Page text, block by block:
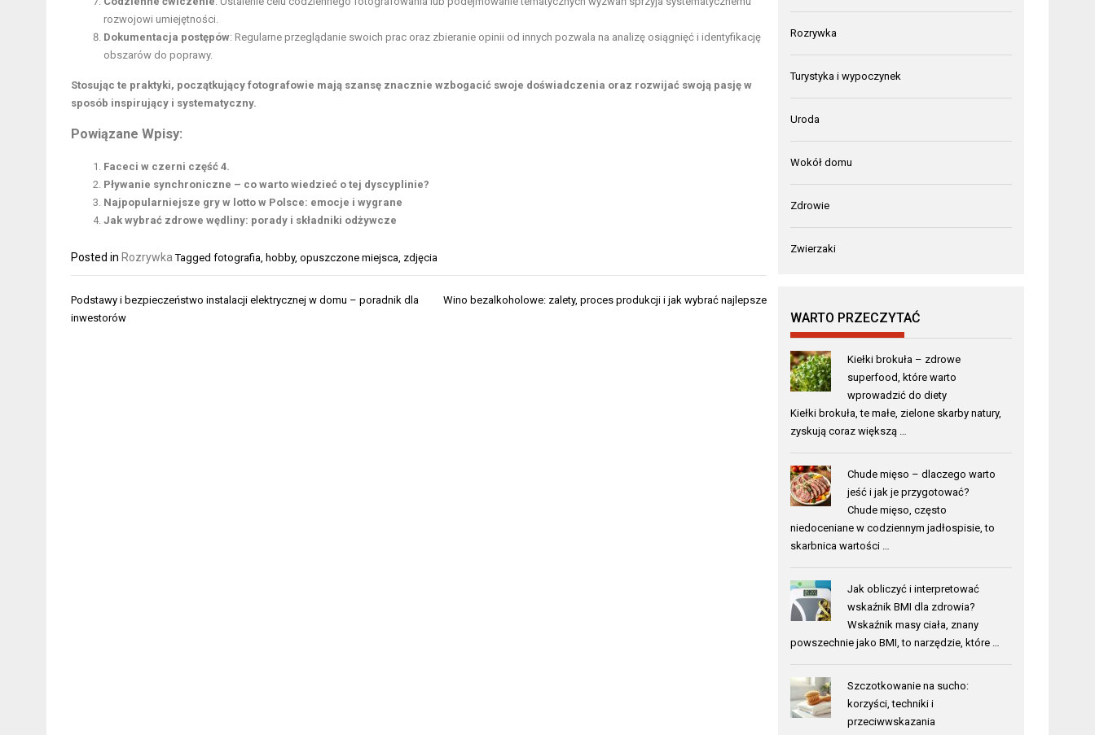
rozwojowi umiejętności.
Dokumentacja postępów: Regularne przeglądanie swoich prac oraz zbieranie opinii od innych pozwala na analizę osiągnięć i identyfikację
obszarów do poprawy.
Stosując te praktyki, początkujący fotografowie mają szansę znacznie wzbogacić swoje doświadczenia oraz rozwijać swoją pasję w
sposób inspirujący i systematyczny.
Powiązane Wpisy:
Faceci w czerni część 4.
Pływanie synchroniczne – co warto wiedzieć o tej dyscyplinie?
Najpopularniejsze gry w lotto w Polsce: emocje i wygrane
Jak wybrać zdrowe wędliny: porady i składniki odżywcze
Posted in Rozrywka Tagged fotografia hobby, opuszczone miejsca zdjęcia
Nawigacja
wpisu
Podstawy i bezpieczeństwo instalacji elektrycznej w domu – poradnik dla
inwestorów
Wino bezalkoholowe: zalety, proces produkcji i jak wybrać najlepsze
Rozrywka
Turystyka i wypoczynek
Uroda
Wokół domu
Zdrowie
Zwierzaki
WARTO PRZECZYTAĆ
Kiełki brokuła – zdrowe
superfood, które warto
wprowadzić do diety
Kiełki brokuła, te małe, zielone skarby natury,
zyskują coraz większą …
Chude mięso – dlaczego warto
jeść i jak je przygotować?
Chude mięso, często
niedoceniane w codziennym jadłospisie, to
skarbnica wartości …
Jak obliczyć i interpretować
wskaźnik BMI dla zdrowia?
Wskaźnik masy ciała, znany
powszechnie jako BMI, to narzędzie, które …
Szczotkowanie na sucho:
korzyści, techniki i
przeciwwskazania